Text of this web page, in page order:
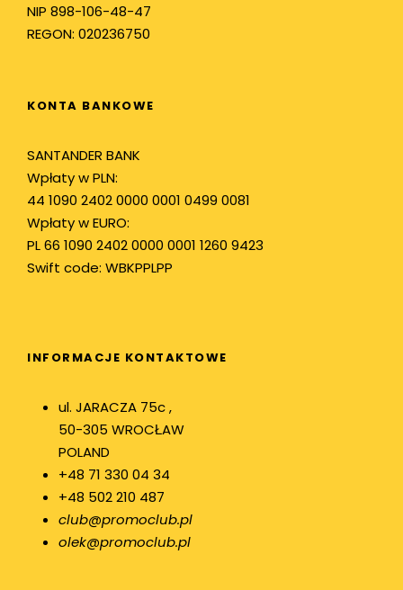
NIP 898-106-48-47
REGON: 020236750
KONTA BANKOWE
SANTANDER BANK
Wpłaty w PLN:
44 1090 2402 0000 0001 0499 0081
Wpłaty w EURO:
PL 66 1090 2402 0000 0001 1260 9423
Swift code: WBKPPLPP
INFORMACJE KONTAKTOWE
ul. JARACZA 75c ,
50-305 WROCŁAW
POLAND
+48 71 330 04 34
+48 502 210 487
club@promoclub.pl
olek@promoclub.pl